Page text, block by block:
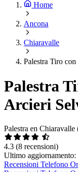
Home
Ancona
Chiaravalle
Palestra Tiro
Palestra
Arcieri
Palestra en
4.3 (8 recensioni)
Ultimo
Recensioni Telefono